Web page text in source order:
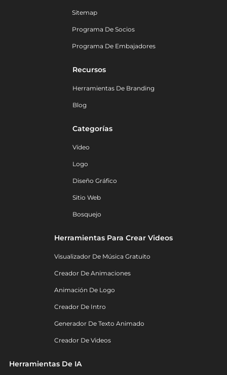
Sitemap
Programa De Socios
Programa De Embajadores
Recursos
Herramientas De Branding
Blog
Categorías
Vídeo
Logo
Diseño Gráfico
Sitio Web
Bosquejo
Herramientas Para Crear Videos
Visualizador De Música Gratuito
Creador De Animaciones
Animación De Logo
Creador De Intro
Generador De Texto Animado
Creador De Videos
Herramientas De IA